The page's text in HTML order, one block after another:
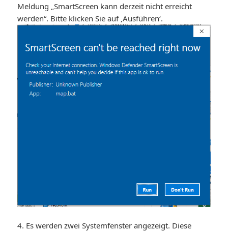
Meldung „SmartScreen kann derzeit nicht erreicht
werden“. Bitte klicken Sie auf ‚Ausführen‘.
4. Es werden zwei Systemfenster angezeigt. Diese